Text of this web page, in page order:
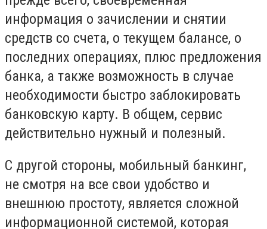
информация о зачислении и снятии
средств со счета, о текущем балансе, о
последних операциях, плюс предложения
банка, а также возможность в случае
необходимости быстро заблокировать
банковскую карту. В общем, сервис
действительно нужный и полезный.
С другой стороны, мобильный банкинг,
не смотря на все свои удобство и
внешнюю простоту, является сложной
информационной системой, которая